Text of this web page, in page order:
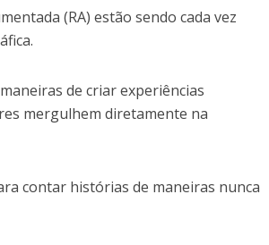
(RA) estão sendo cada vez
de criar experiências
mergulhem diretamente na
contar histórias de maneiras nunca